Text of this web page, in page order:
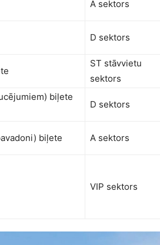
A sektors
D sektors
ST stāvvietu
sektors
biļete
D sektors
biļete A sektors
VIP sektors